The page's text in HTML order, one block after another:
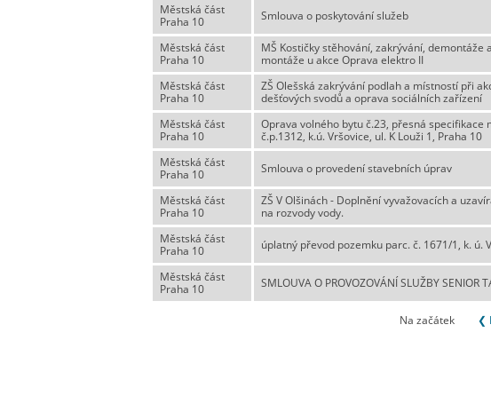
Městská část
Praha 10
Smlouva o poskytování služeb
Městská část
Praha 10
MŠ Kostičky stěhování, zakrývání, demontáže
montáže u akce Oprava elektro II
Městská část
Praha 10
ZŠ Olešská zakrývání podlah a místností při
dešťových svodů a oprava sociálních zařízení
Městská část
Praha 10
Oprava volného bytu č.23, přesná specifikace
č.p.1312, k.ú. Vršovice, ul. K Louži 1, Praha 10
Městská část
Praha 10
Smlouva o provedení stavebních úprav
Městská část
Praha 10
ZŠ V Olšinách - Doplnění vyvažovacích a
na rozvody vody.
Městská část
Praha 10
úplatný převod pozemku parc. č. 1671/1, k. ú.
Městská část
Praha 10
SMLOUVA O PROVOZOVÁNÍ SLUŽBY SENIOR
Na začátek ❮